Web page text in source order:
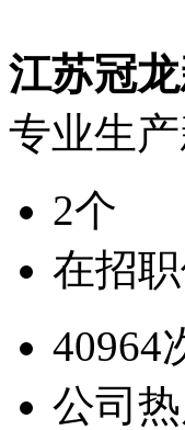
江苏冠
专业生
2个
在招
40964
公司